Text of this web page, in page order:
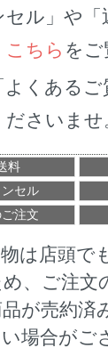
セル」や
こちら をご
よくあるご
さいませ
料
セル
注文
は店頭で
、ご注文
が売約済
場合がご